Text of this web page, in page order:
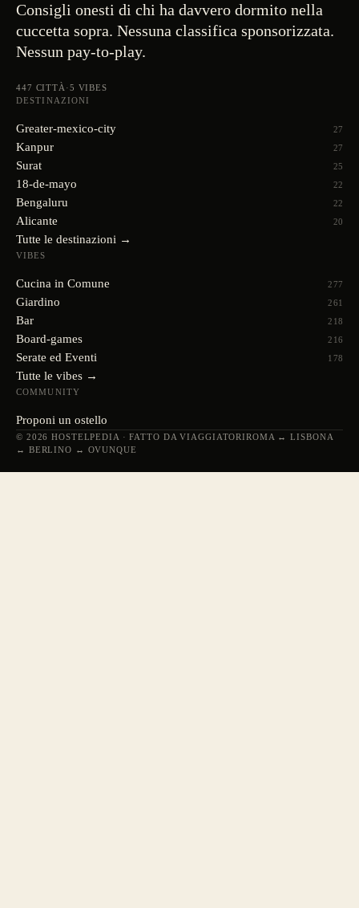
Consigli onesti di chi ha davvero dormito nella
cuccetta sopra. Nessuna classifica sponsorizzata.
Nessun pay-to-play.
447 CITTÀ ·5 VIBES
DESTINAZIONI
Greater-mexico-city 27
Kanpur 27
Surat 25
18-de-mayo 22
Bengaluru 22
Alicante 20
Tutte le destinazioni →
VIBES
Cucina in Comune 277
Giardino 261
Bar 218
Board-games 216
Serate ed Eventi 178
Tutte le vibes →
COMMUNITY
Proponi un ostello
© 2026 HOSTELPEDIA · FATTO DA VIAGGIATORIROMA ↔ LISBONA
↔ BERLINO ↔ OVUNQUE